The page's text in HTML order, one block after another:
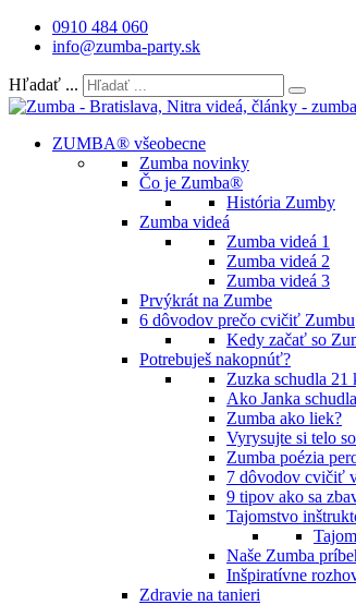
0910 484 060
info@zumba-party.sk
Hľadať ...
ZUMBA® všeobecne
Zumba novinky
Čo je Zumba®
História Zumby
Zumba videá
Zumba videá 1
Zumba videá 2
Zumba videá 3
Prvýkrát na Zumbe
6 dôvodov prečo cvičiť Zumbu
Kedy začať so
Potrebuješ nakopnúť?
Zuzka schudla 21
Ako Janka
Zumba ako liek?
Vyrysujte si telo
Zumba poézia
7 dôvodov cvičiť
9 tipov ako sa
Tajomstvo
Naše Zumba
Inšpiratívne
Zdravie na tanieri